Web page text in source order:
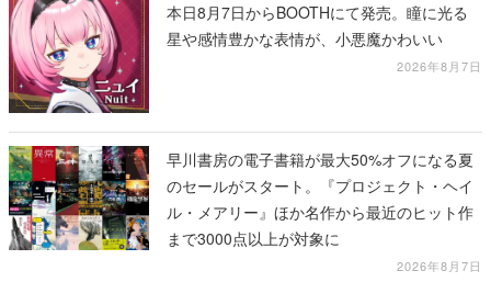
本日8月7日からBOOTHにて発売。瞳に光る
星や感情豊かな表情が、小悪魔かわいい
2026年8月7日
早川書房の電子書籍が最大50%オフになる夏
のセールがスタート。『プロジェクト・ヘイ
ル・メアリー』ほか名作から最近のヒット作
まで3000点以上が対象に
2026年8月7日